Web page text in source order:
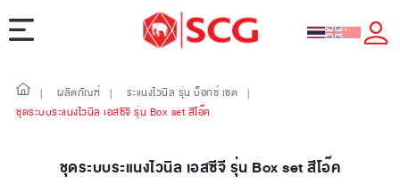
| ผลิตภัณฑ์ | ระแนงไวนิล รุ่น บ็อกซ์ เซต
|
ชุดระบบระแนงไวนิล เอสซีจี รุ่น Box set สีโอ๊ค
ชุดระบบระแนงไวนิล เอสซีจี รุ่น Box set สีโอ๊ค